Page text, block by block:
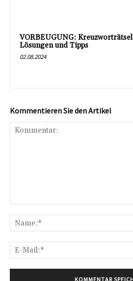
VORBEUGUNG: Kreuzworträtsel
Lösungen und Tipps
02.08.2024
Kommentieren Sie den Artikel